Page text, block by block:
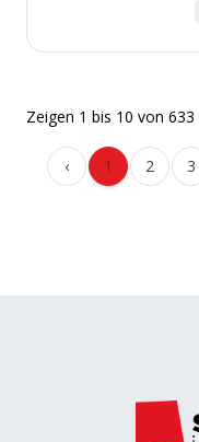
Zeigen 1 bis 10 von 633
‹ 1 2 3